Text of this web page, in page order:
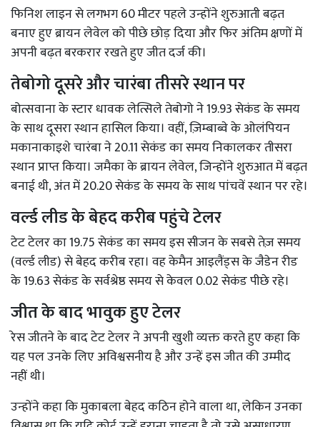
फिनिश लाइन से लगभग 60 मीटर पहले उन्होंने शुरुआती बढ़त
बनाए हुए ब्रायन लेवेल को पीछे छोड़ दिया और फिर अंतिम क्षणों में
अपनी बढ़त बरकरार रखते हुए जीत दर्ज की।
तेबोगो दूसरे और चारंबा तीसरे स्थान पर
बोत्सवाना के स्टार धावक लेत्सिले तेबोगो ने 19.93 सेकंड के समय
के साथ दूसरा स्थान हासिल किया। वहीं, ज़िम्बाब्वे के ओलंपियन
मकानाकाइशे चारंबा ने 20.11 सेकंड का समय निकालकर तीसरा
स्थान प्राप्त किया। जमैका के ब्रायन लेवेल, जिन्होंने शुरुआत में बढ़त
बनाई थी, अंत में 20.20 सेकंड के समय के साथ पांचवें स्थान पर रहे।
वर्ल्ड लीड के बेहद करीब पहुंचे टेलर
टेट टेलर का 19.75 सेकंड का समय इस सीजन के सबसे तेज़ समय
(वर्ल्ड लीड) से बेहद करीब रहा। वह केमैन आइलैंड्स के जैडेन रीड
के 19.63 सेकंड के सर्वश्रेष्ठ समय से केवल 0.02 सेकंड पीछे रहे।
जीत के बाद भावुक हुए टेलर
रेस जीतने के बाद टेट टेलर ने अपनी खुशी व्यक्त करते हुए कहा कि
यह पल उनके लिए अविश्वसनीय है और उन्हें इस जीत की उम्मीद
नहीं थी।
उन्होंने कहा कि मुकाबला बेहद कठिन होने वाला था, लेकिन उनका